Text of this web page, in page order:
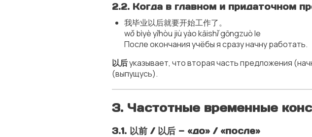
2.2. Когда в главном и придаточном
我毕业以后就要开始工作了。
wǒ bìyè yǐhòu jiù yào kāishǐ gōngzuò le
После окончания учёбы я сразу начну работать.
以后указывает, что вторая часть предложения
(выпущусь).
3. Частотные временные
3.1. 以前 / 以后 — «до» / «после»